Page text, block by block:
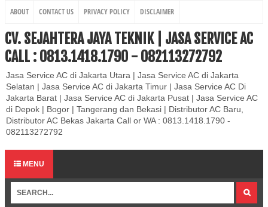
ABOUT CONTACT US PRIVACY POLICY DISCLAIMER
CV. SEJAHTERA JAYA TEKNIK | JASA SERVICE AC
CALL : 0813.1418.1790 - 082113272792
Jasa Service AC di Jakarta Utara | Jasa Service AC di Jakarta
Selatan | Jasa Service AC di Jakarta Timur | Jasa Service AC Di
Jakarta Barat | Jasa Service AC di Jakarta Pusat | Jasa Service AC
di Depok | Bogor | Tangerang dan Bekasi | Distributor AC Baru,
Distributor AC Bekas Jakarta Call or WA : 0813.1418.1790 -
082113272792
MENU